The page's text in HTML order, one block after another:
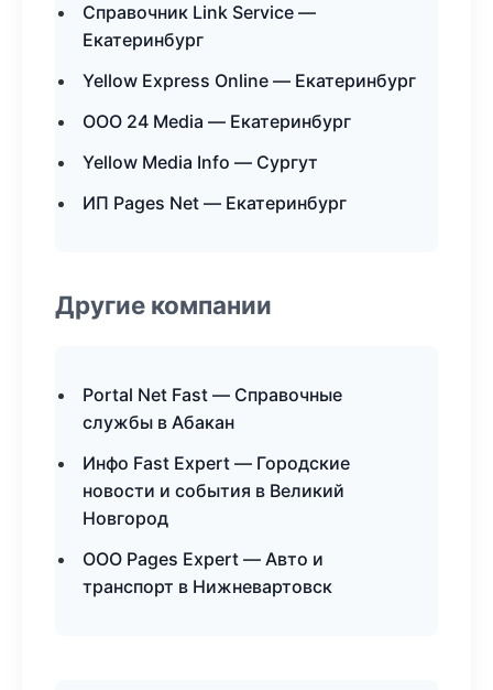
Справочник Link Service —
Екатеринбург
Yellow Express Online — Екатеринбург
ООО 24 Media — Екатеринбург
Yellow Media Info — Сургут
ИП Pages Net — Екатеринбург
Другие компании
Portal Net Fast — Справочные
службы в Абакан
Инфо Fast Expert — Городские
новости и события в Великий
Новгород
ООО Pages Expert — Авто и
транспорт в Нижневартовск